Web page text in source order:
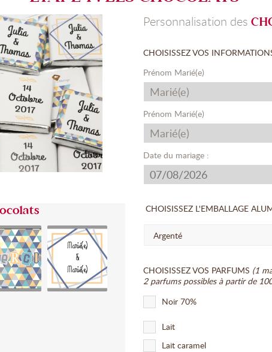
Marié(e)
&
Marié(e)
Personnalisation des
CHOISISSEZ VOS
Prénom Marié(e)
Prénom Marié(e)
Date du mariage :
CHOISISSEZ L'EMBALLAGE
Argenté
CHOISISSEZ VOS PARFUMS (1
2 parfums possibles à partir de
Noir 70%
Lait
Lait caramel